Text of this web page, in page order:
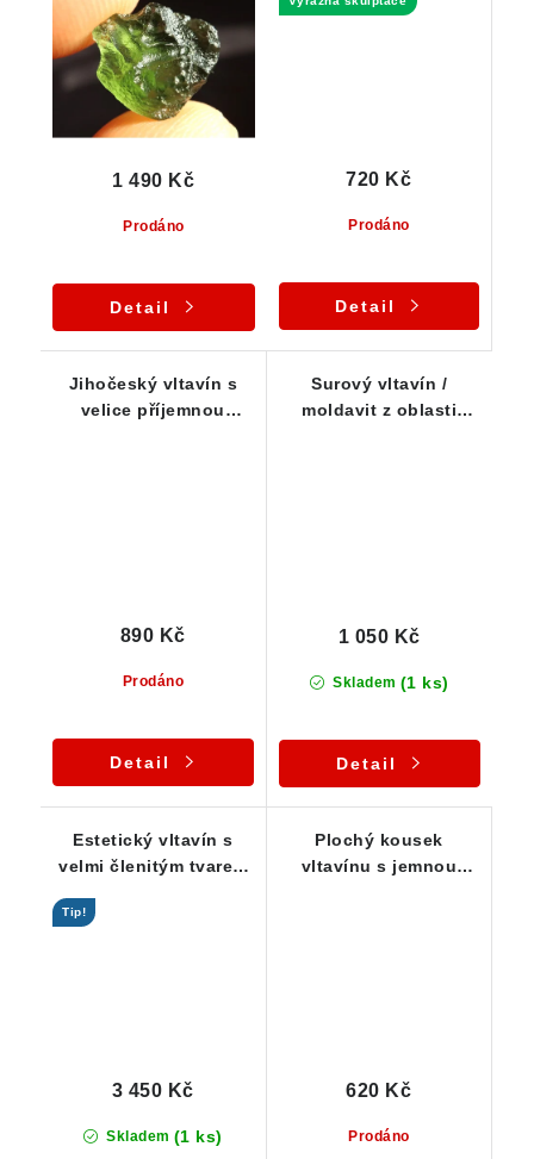
Prodáno
1 490 Kč
Detail
Prodáno
720 Kč
Detail
Jihočeský vltavín s
velice příjemnou
Prodáno
890 Kč
Detail
Surový vltavín /
moldavit z oblasti
Skladem (1 ks)
1 050 Kč
Detail
Estetický vltavín s
velmi členitým tvarem
Tip!
Skladem (1 ks)
3 450 Kč
Plochý kousek
vltavínu s jemnou
Prodáno
620 Kč